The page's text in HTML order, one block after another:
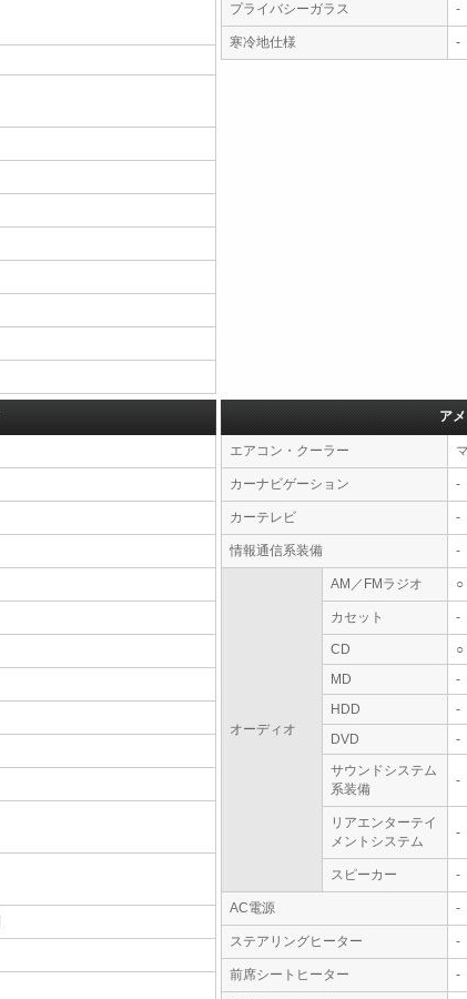
プライバシーガラス -
寒冷地仕様 -
ア
エアコン・クーラー
カーナビゲーション -
カーテレビ -
情報通信系装備 -
オーディオ
AM／FMラジオ ○
カセット -
CD
○
MD
-
HDD
-
DVD
-
サウンドシステム
系装備
-
リアエンターテイ
メントシステム
-
スピーカー -
AC電源 -
ステアリングヒーター -
前席シートヒーター -